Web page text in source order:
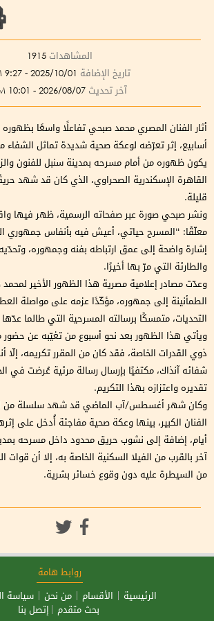
المشاهدات 1915
تاريخ الإضافة 2025/10/01 - 9:27 PM
آخر تحديث 2026/08/07 - 10:01 PM
أثار الفنان المصري محمد صبحي تفاعلًا واسعًا بظهوره
أسابيع، إثر تعرّضه لوعكة صحية شديدة تماثل الشفاء
يكون ظهوره من أمام مسرحه بمدينة سنبل للفنون
القاهرة الإسكندرية الصحراوي، الذي كان قد شهد
قليلة.
ونشر صبحي صورة عبر صفحاته الرسمية، ظهر فيها
معلّقًا: “المسرح حياتي، أعيش فيه بأنفاس جمهوري
إشارة واضحة إلى عمق ارتباطه بفنه وجمهوره،
والطارئة التي مرّ بها أخيرًا.
وعدّت مصادر إعلامية مصرية هذا الظهور الأخير
الطمأنينة إلى جمهوره، مؤكّدًا عزمه على مواصلة
التحديات، متمسكًا برسالته المسرحية التي طالما
ويأتي هذا الظهور بعد نحو أسبوع من تغيّبه عن حضور
ذوي القدرات الخاصة، فقد كان من المقرر تكريمه، إلّا
شفائه آنذاك، مكتفيًا بإرسال رسالة مرئية عُرضت في
تقديره واعتزازه بهذا التكريم.
وكان شهر أغسطس/آب الماضي قد شهد سلسلة من
الفنان الكبير، بينها وعكة صحية مفاجئة أُدخل على
أيام، إضافة إلى نشوب حريق محدود داخل مسرحه
آخر بالقرب من الفيلا السكنية الخاصة به، إلا أن قوات
من السيطرة عليه دون وقوع خسائر بشرية.
روابط هامة
الرئيسية
الأقسام من نحن
سياسة
بحث متقدم
إتصل بنا